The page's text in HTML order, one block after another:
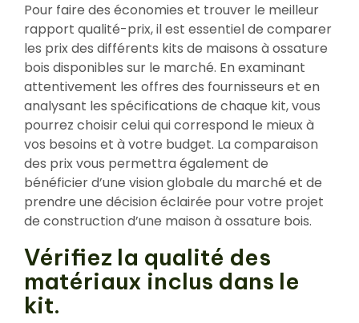
Pour faire des économies et trouver le meilleur
rapport qualité-prix, il est essentiel de comparer
les prix des différents kits de maisons à ossature
bois disponibles sur le marché. En examinant
attentivement les offres des fournisseurs et en
analysant les spécifications de chaque kit, vous
pourrez choisir celui qui correspond le mieux à
vos besoins et à votre budget. La comparaison
des prix vous permettra également de
bénéficier d’une vision globale du marché et de
prendre une décision éclairée pour votre projet
de construction d’une maison à ossature bois.
Vérifiez la qualité des
matériaux inclus dans le
kit.